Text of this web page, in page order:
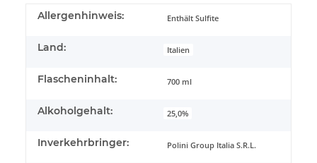
Allergenhinweis: Enthält Sulfite
Land: Italien
Flascheninhalt: 700 ml
Alkoholgehalt: 25,0%
Inverkehrbringer: Polini Group Italia S.R.L.